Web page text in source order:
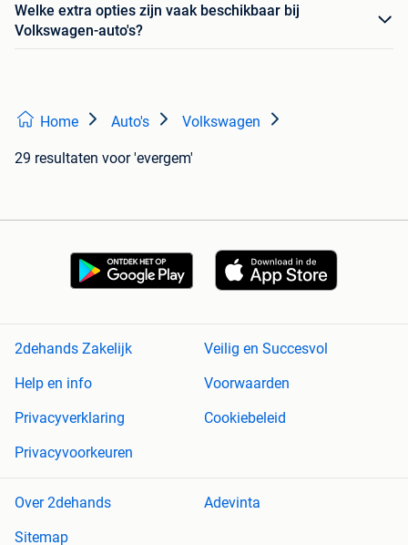
Welke extra opties zijn vaak beschikbaar bij
Volkswagen-auto's?
Home Auto's Volkswagen
29 resultaten voor 'evergem'
2dehands Zakelijk
Veilig en Succesvol
Help en info
Voorwaarden
Privacyverklaring
Cookiebeleid
Privacyvoorkeuren
Over 2dehands
Adevinta
Sitemap